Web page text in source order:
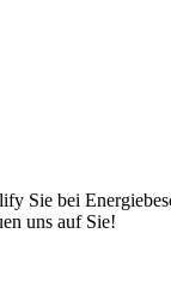
Sie bei
uns auf Sie!